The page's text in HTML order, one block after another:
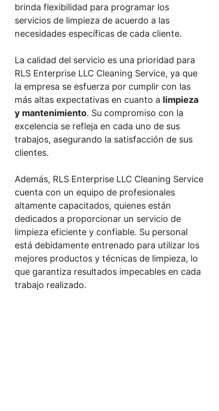
brinda flexibilidad para programar los
servicios de limpieza de acuerdo a las
necesidades específicas de cada cliente.
La calidad del servicio es una prioridad para
RLS Enterprise LLC Cleaning Service, ya que
la empresa se esfuerza por cumplir con las
más altas expectativas en cuanto a limpieza
y mantenimiento. Su compromiso con la
excelencia se refleja en cada uno de sus
trabajos, asegurando la satisfacción de sus
clientes.
Además, RLS Enterprise LLC Cleaning Service
cuenta con un equipo de profesionales
altamente capacitados, quienes están
dedicados a proporcionar un servicio de
limpieza eficiente y confiable. Su personal
está debidamente entrenado para utilizar los
mejores productos y técnicas de limpieza, lo
que garantiza resultados impecables en cada
trabajo realizado.